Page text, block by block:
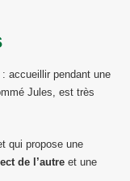
accueillir pendant une
Jules, est très
qui propose une
de l’autre et une